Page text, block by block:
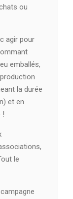
ou
agir pour
emballés,
la durée
et en
!
le